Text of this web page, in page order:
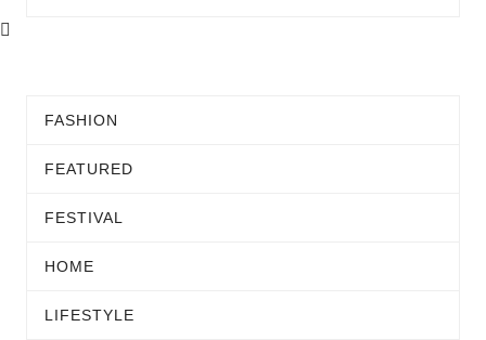
FASHION
FEATURED
FESTIVAL
HOME
LIFESTYLE